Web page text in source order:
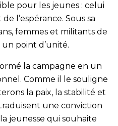
pour les jeunes : celui
l’espérance. Sous sa
femmes et militants de
point d’unité.
la campagne en un
Comme il le souligne
la paix, la stabilité et
une conviction
jeunesse qui souhaite